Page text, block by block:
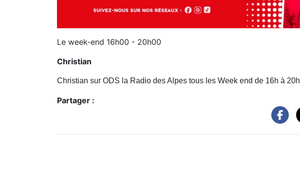
Le week-end 16h00 - 20h00
Christian
Christian sur ODS la Radio des Alpes tous les Week end de 16h à 20h
Partager :